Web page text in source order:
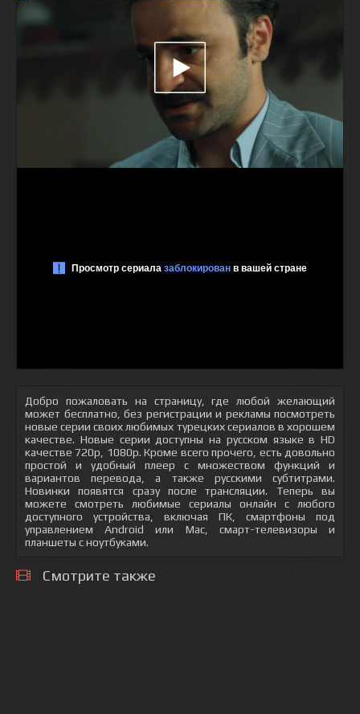
Добро пожаловать на страницу, где любой желающий
может бесплатно, без регистрации и рекламы посмотреть
новые серии своих любимых турецких сериалов в хорошем
качестве. Новые серии доступны на русском языке в HD
качестве 720p, 1080p. Кроме всего прочего, есть довольно
простой и удобный плеер с множеством функций и
вариантов перевода, а также русскими субтитрами.
Новинки появятся сразу после трансляции. Теперь вы
можете смотреть любимые сериалы онлайн с любого
доступного устройства, включая ПК, смартфоны под
управлением Android или Mac, смарт-телевизоры и
планшеты с ноутбуками.
Смотрите также